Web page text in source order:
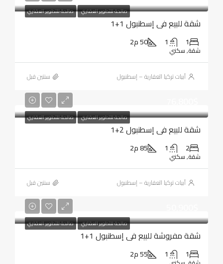
صالحة للتطوير العقاري صالحة للتطوير العقاري
شقة للبيع في إسطنبول 1+1
1
1 50 م2
شقة, سكني
أبيات تركيا العقارية – إسطنبول ‏سنتين قبل
صالحة للتطوير العقاري صالحة للتطوير العقاري
شقة للبيع في إسطنبول 2+1
2
1 85 م2
شقة, سكني
أبيات تركيا العقارية – إسطنبول ‏سنتين قبل
صالحة للتطوير العقاري صالحة للتطوير العقاري
شقة مفروشة للبيع في إسطنبول 1+1
1
1 55 م2